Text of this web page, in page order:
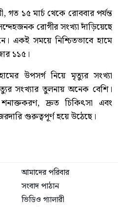
গত ১৫ মার্চ থেকে রোববার পর্যন্ত
রোগীর সংখ্যা দাঁড়িয়েছে
একই সময়ে নিশ্চিতভাবে হামে
১১৫।
উপসর্গ নিয়ে মৃত্যুর সংখ্যা
সংখ্যার তুলনায় অনেক বেশি।
দ্রুত চিকিৎসা এবং
গুরুত্বপূর্ণ হয়ে উঠেছে।
আমাদের পরিবার
সংবাদ পাঠান
ভিডিও গ্যালারী